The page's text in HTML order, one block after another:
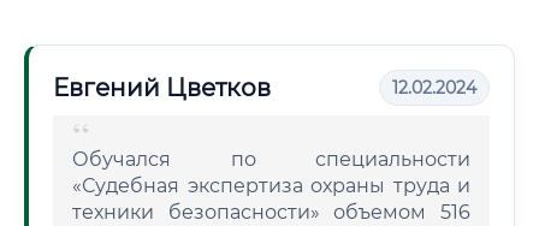
Евгений Цветков 12.02.2024
Обучался по специальности
«Судебная экспертиза охраны труда и
техники безопасности» объемом 516